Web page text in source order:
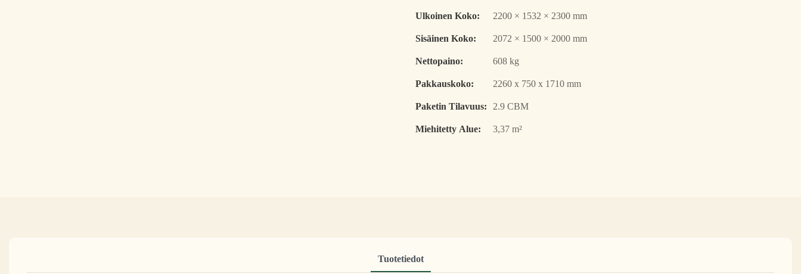
Ulkoinen Koko:
2200 × 1532 × 2300 mm
Sisäinen Koko:
2072 × 1500 × 2000 mm
Nettopaino:
608 kg
Pakkauskoko:
2260 x 750 x 1710 mm
Paketin Tilavuus: 2.9 CBM
Miehitetty Alue:
3,37 m²
Tuotetiedot